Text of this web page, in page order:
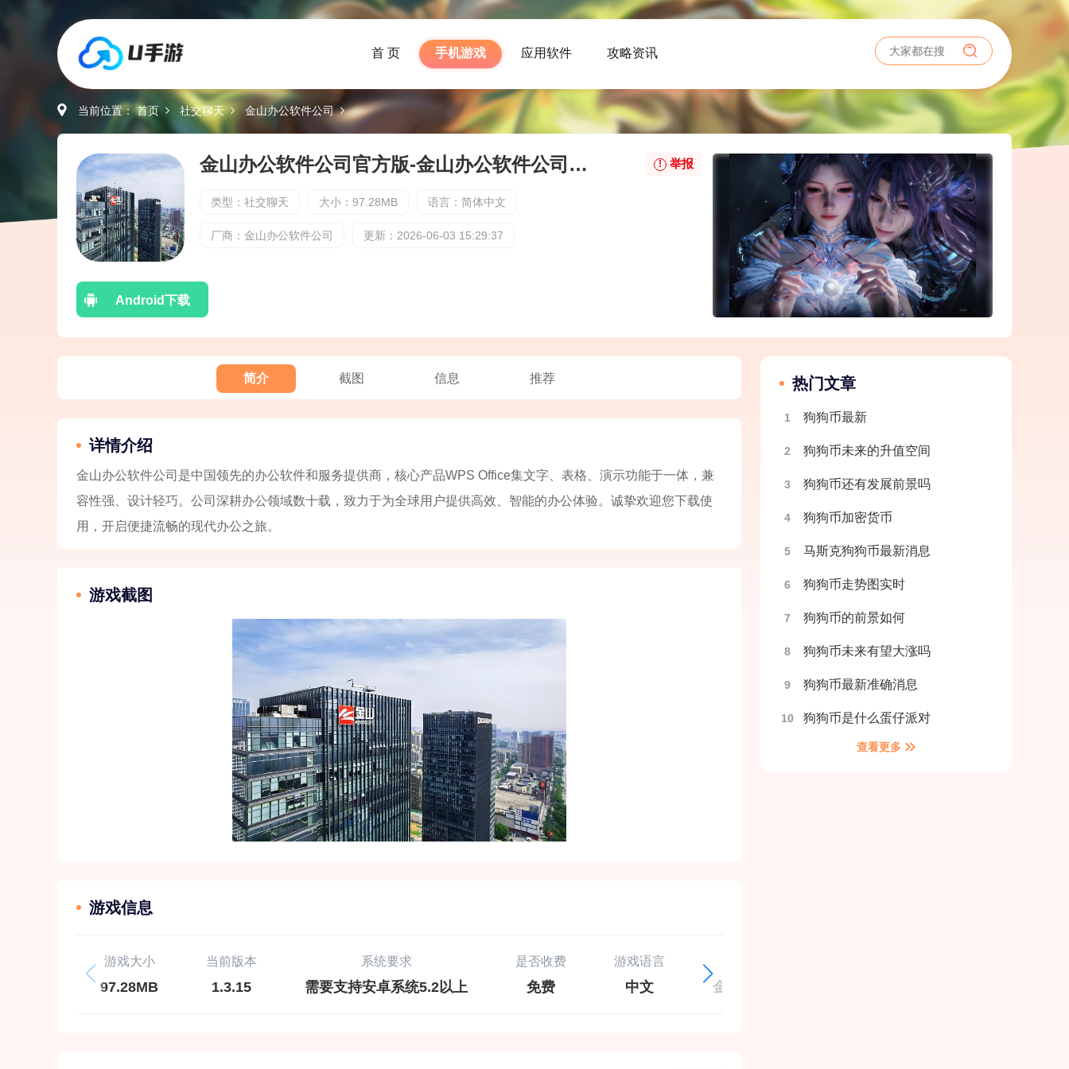
首 页 手机游戏 应用软件 攻略资讯
当前位置：首页 社交聊天 金山办公软件公司
金山办公软件公司官方版-金山办公软件公司最新版下载
类型：社交聊天 大小：97.28MB 语言：简体中文
厂商：金山办公软件公司 更新：2026-06-03 15:29:37
Android下载
举报
简介 截图 信息 推荐
详情介绍
金山办公软件公司是中国领先的办公软件和服务提供商，核心产品WPS Office集文字、表格、演示功能于一体，兼
容性强、设计轻巧。公司深耕办公领域数十载，致力于为全球用户提供高效、智能的办公体验。诚挚欢迎您下载使
用，开启便捷流畅的现代办公之旅。
游戏截图
游戏信息
游戏大小
97.28MB
当前版本
1.3.15
系统要求
需要支持安卓系统5.2以上
是否收费
免费
游戏语言
中文 金山办公软件公司
热门文章
1 狗狗币最新
2 狗狗币未来的升值空间
3 狗狗币还有发展前景吗
4 狗狗币加密货币
5 马斯克狗狗币最新消息
6 狗狗币走势图实时
7 狗狗币的前景如何
8 狗狗币未来有望大涨吗
9 狗狗币最新准确消息
10 狗狗币是什么蛋仔派对
查看更多